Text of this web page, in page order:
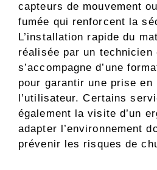
capteurs de mouvement
fumée qui renforcent la
L’installation rapide du
réalisée par un technicien
s’accompagne d’une
pour garantir une prise en
l’utilisateur. Certains
également la visite d’un
adapter l’environnement
prévenir les risques de